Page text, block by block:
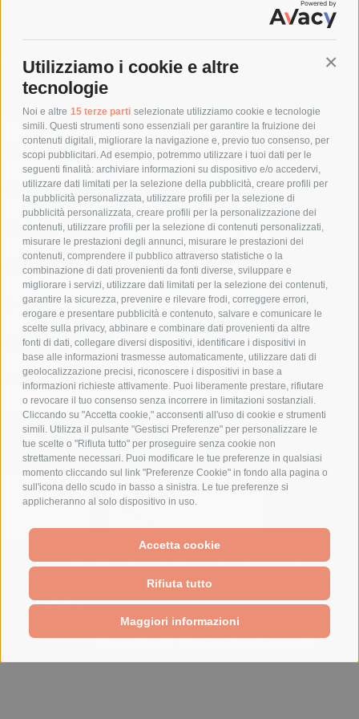
Utilizziamo i cookie e altre
tecnologie
Noi e altre 15 terze parti selezionate utilizziamo cookie e tecnologie
simili. Questi strumenti sono essenziali per garantire la fruizione dei
contenuti digitali, migliorare la navigazione e, previo tuo consenso, per
scopi pubblicitari. Ad esempio, potremmo utilizzare i tuoi dati per le
seguenti finalità: archiviare informazioni su dispositivo e/o accedervi,
utilizzare dati limitati per la selezione della pubblicità, creare profili per
la pubblicità personalizzata, utilizzare profili per la selezione di
pubblicità personalizzata, creare profili per la personalizzazione dei
contenuti, utilizzare profili per la selezione di contenuti personalizzati,
misurare le prestazioni degli annunci, misurare le prestazioni dei
contenuti, comprendere il pubblico attraverso statistiche o la
combinazione di dati provenienti da fonti diverse, sviluppare e
migliorare i servizi, utilizzare dati limitati per la selezione dei contenuti,
garantire la sicurezza, prevenire e rilevare frodi, correggere errori,
erogare e presentare pubblicità e contenuto, salvare e comunicare le
scelte sulla privacy, abbinare e combinare dati provenienti da altre
fonti di dati, collegare diversi dispositivi, identificare i dispositivi in
base alle informazioni trasmesse automaticamente, utilizzare dati di
geolocalizzazione precisi, riconoscere i dispositivi in base a
informazioni richieste attivamente. Puoi liberamente prestare, rifiutare
o revocare il tuo consenso senza incorrere in limitazioni sostanziali.
Cliccando su "Accetta cookie," acconsenti all'uso di cookie e strumenti
simili. Utilizza il pulsante "Gestisci Preferenze" per personalizzare le
tue scelte o "Rifiuta tutto" per proseguire senza cookie non
strettamente necessari. Puoi modificare le tue preferenze in qualsiasi
momento cliccando sul link "Preferenze Cookie" in fondo alla pagina o
sull'icona dello scudo in basso a sinistra. Le tue preferenze si
applicheranno al solo dispositivo in uso.
Accetta cookie
Rifiuta tutto
Maggiori informazioni
l'uso - ABB1SL0223A00
REACH - ABB1SL0223A00
RoHS - ABB1SL0223A00
tecniche
PRODOTTI CORRELATI
SPESA
We use cookies (and other similar technologies) to collect data
to improve your shopping experience.
By using our website,
you're agreeing to the collection of data as described in our
Privacy Policy.
Settings Reject all Accept All Cookies